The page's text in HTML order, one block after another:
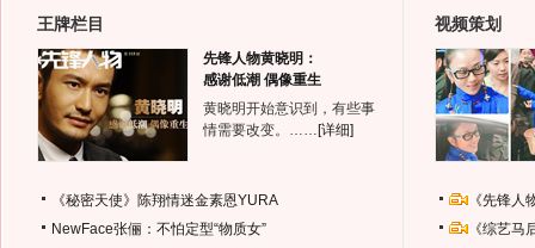
王牌栏目
先锋人物黄晓明：
感谢低潮 偶像重生
黄晓明开始意识到，有些事
情需要改变。…… [详细]
《秘密天使》陈翔情迷金素恩YURA
NewFace张俪：不怕定型“物质女”
视频策划
《先锋
《综艺